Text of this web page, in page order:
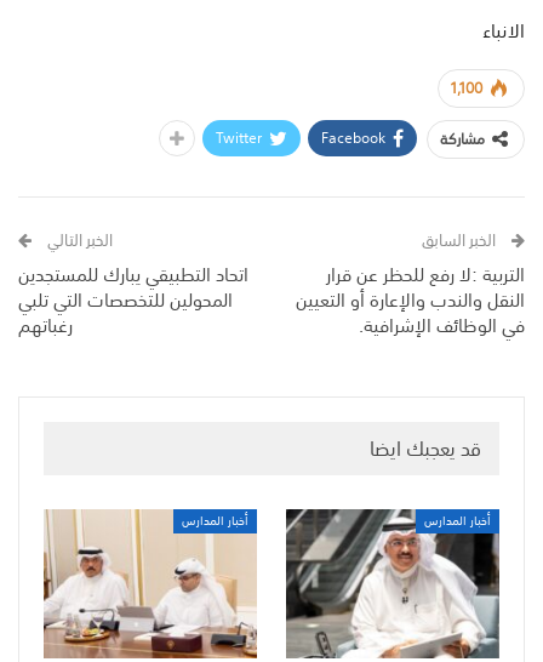
الانباء
1,100
مشاركة
Facebook
Twitter
الخبر السابق
التربية :لا رفع للحظر عن قرار
النقل والندب والإعارة أو التعيين
في الوظائف الإشرافية.
الخبر التالي
اتحاد التطبيقي يبارك للمستجدين
المحولين للتخصصات التي تلبي
رغباتهم
قد يعجبك ايضا
أخبار المدارس أخبار المدارس